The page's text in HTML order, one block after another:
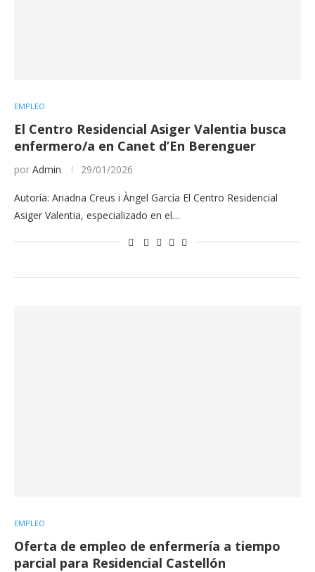
EMPLEO
El Centro Residencial Asiger Valentia busca
enfermero/a en Canet d’En Berenguer
por Admin 29/01/2026
Autoría: Ariadna Creus i Àngel García El Centro Residencial
Asiger Valentia, especializado en el…
EMPLEO
Oferta de empleo de enfermería a tiempo
parcial para Residencial Castellón